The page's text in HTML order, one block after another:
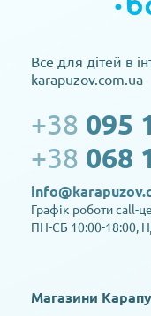
Все для дітей в
karapuzov.com.ua
+38 095
+38 068
Графік роботи call-
ПН-СБ 10:00-18:00,
Магазини